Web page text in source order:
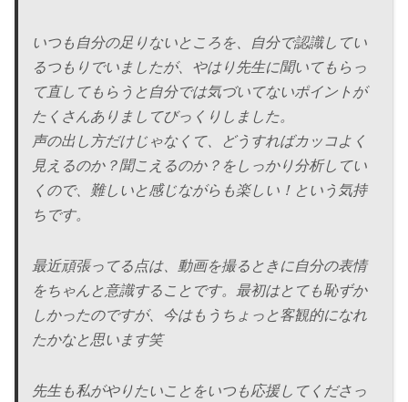
いつも自分の足りないところを、自分で認識してい
るつもりでいましたが、やはり先生に聞いてもらっ
て直してもらうと自分では気づいてないポイントが
たくさんありましてびっくりしました。
声の出し方だけじゃなくて、どうすればカッコよく
見えるのか？聞こえるのか？をしっかり分析してい
くので、難しいと感じながらも楽しい！という気持
ちです。
最近頑張ってる点は、動画を撮るときに自分の表情
をちゃんと意識することです。最初はとても恥ずか
しかったのですが、今はもうちょっと客観的になれ
たかなと思います笑
先生も私がやりたいことをいつも応援してくださっ